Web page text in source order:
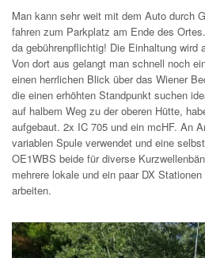
Man kann sehr weit mit dem Auto durch
fahren zum Parkplatz am Ende des
da gebührenpflichtig! Die Einhaltung wird
Von dort aus gelangt man schnell noch
einen herrlichen Blick über das Wiener
die einen erhöhten Standpunkt suchen
auf halbem Weg zu der oberen Hütte,
aufgebaut. 2x IC 705 und ein mcHF. An
variablen Spule verwendet und eine
OE1WBS beide für diverse
mehrere lokale und ein paar DX
arbeiten.